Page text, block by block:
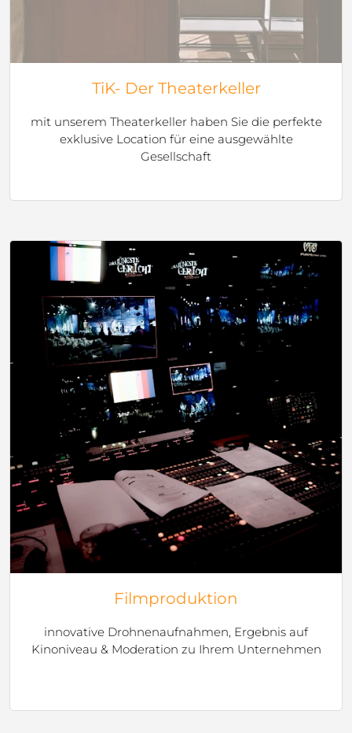
TiK- Der Theaterkeller
mit unserem Theaterkeller haben Sie die perfekte
exklusive Location für eine ausgewählte
Gesellschaft
Filmproduktion
innovative Drohnenaufnahmen, Ergebnis auf
Kinoniveau & Moderation zu Ihrem Unternehmen